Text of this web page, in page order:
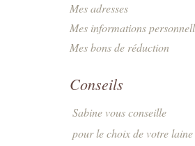
Mes adresses
Mes informations
Mes bons de réduction
Conseils
Sabine vous conseille
pour le choix de votre laine